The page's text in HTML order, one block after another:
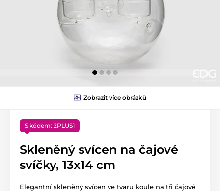
Zobrazit více obrázků
S kódem: 2PLUS1
Skleněný svícen na čajové
svíčky, 13x14 cm
Elegantní skleněný svícen ve tvaru koule na tři čajové